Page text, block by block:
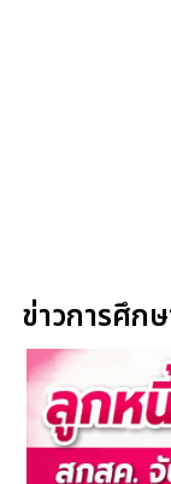
ข่าวการศึก